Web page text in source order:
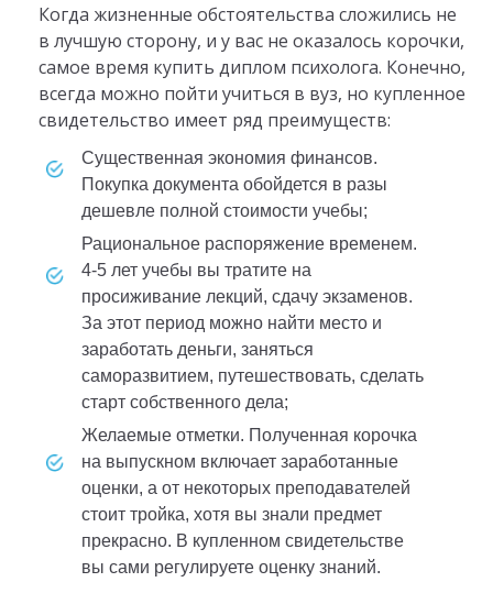
Когда жизненные обстоятельства сложились не
в лучшую сторону, и у вас не оказалось корочки,
самое время купить диплом психолога. Конечно,
всегда можно пойти учиться в вуз, но купленное
свидетельство имеет ряд преимуществ:
Существенная экономия финансов.
Покупка документа обойдется в разы
дешевле полной стоимости учебы;
Рациональное распоряжение временем.
4-5 лет учебы вы тратите на
просиживание лекций, сдачу экзаменов.
За этот период можно найти место и
заработать деньги, заняться
саморазвитием, путешествовать, сделать
старт собственного дела;
Желаемые отметки. Полученная корочка
на выпускном включает заработанные
оценки, а от некоторых преподавателей
стоит тройка, хотя вы знали предмет
прекрасно. В купленном свидетельстве
вы сами регулируете оценку знаний.